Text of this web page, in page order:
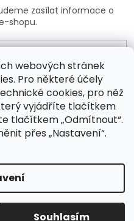
webových stránek
Pro některé účely
cookies, pro něž
vyjádříte tlačítkem
tlačítkem „Odmítnout“.
přes „Nastavení“.
Souhlasím
zasílat informace o
shopu.
obchodními podmínkami .
Všechna práva vyhrazena.
cookies